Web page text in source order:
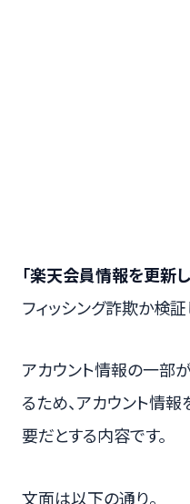
「楽天会員情報を更新し
フィッシング詐欺か検証
アカウント情報の一部
るため、アカウント情
要だとする内容です。
文面は以下の通り。